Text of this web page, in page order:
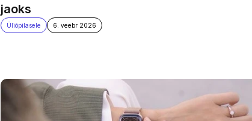
jaoks
Üliõpilasele 6. veebr 2026